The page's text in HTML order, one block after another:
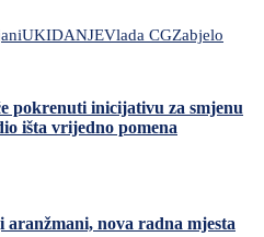
UKIDANJEVlada CGZabjelo
pokrenuti inicijativu za smjenu
išta vrijedno pomena
nova radna mjesta